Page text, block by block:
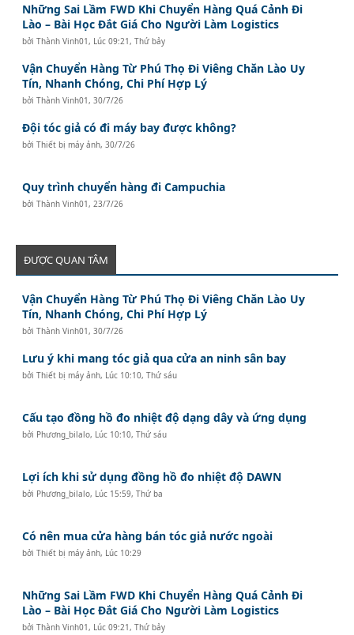
Những Sai Lầm FWD Khi Chuyển Hàng Quá Cảnh Đi
Lào – Bài Học Đắt Giá Cho Người Làm Logistics
bởiThành Vinh01 , Lúc 09:21, Thứ bảy
Vận Chuyển Hàng Từ Phú Thọ Đi Viêng Chăn Lào Uy
Tín, Nhanh Chóng, Chi Phí Hợp Lý
bởiThành Vinh01 ,30/7/26
Đội tóc giả có đi máy bay được không?
bởiThiết bị máy ảnh,30/7/26
Quy trình chuyển hàng đi Campuchia
bởiThành Vinh01 , 23/7/26
ĐƯỢC QUAN TÂM
Vận Chuyển Hàng Từ Phú Thọ Đi Viêng Chăn Lào Uy
Tín, Nhanh Chóng, Chi Phí Hợp Lý
bởiThành Vinh01 ,30/7/26
Lưu ý khi mang tóc giả qua cửa an ninh sân bay
bởiThiết bị máy ảnh, Lúc 10:10, Thứ sáu
Cấu tạo đồng hồ đo nhiệt độ dạng dây và ứng dụng
bởi Phương_bilalo, Lúc 10:10, Thứ sáu
Lợi ích khi sử dụng đồng hồ đo nhiệt độ DAWN
bởi Phương_bilalo, Lúc 15:59, Thứ ba
Có nên mua cửa hàng bán tóc giả nước ngoài
bởiThiết bị máy ảnh, Lúc 10:29
Những Sai Lầm FWD Khi Chuyển Hàng Quá Cảnh Đi
Lào – Bài Học Đắt Giá Cho Người Làm Logistics
bởiThành Vinh01 , Lúc 09:21, Thứ bảy